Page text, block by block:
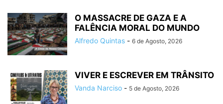
O MASSACRE DE GAZA E A
FALÊNCIA MORAL DO MUNDO
Alfredo Quintas - 6 de Agosto, 2026
VIVER E ESCREVER EM TRÂNSITO
Vanda Narciso - 5 de Agosto, 2026